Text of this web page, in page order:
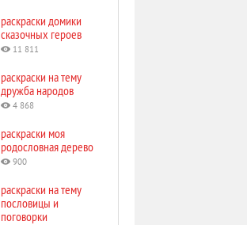
раскраски домики
сказочных героев
11 811
раскраски на тему
дружба народов
4 868
раскраски моя
родословная дерево
900
раскраски на тему
пословицы и
поговорки